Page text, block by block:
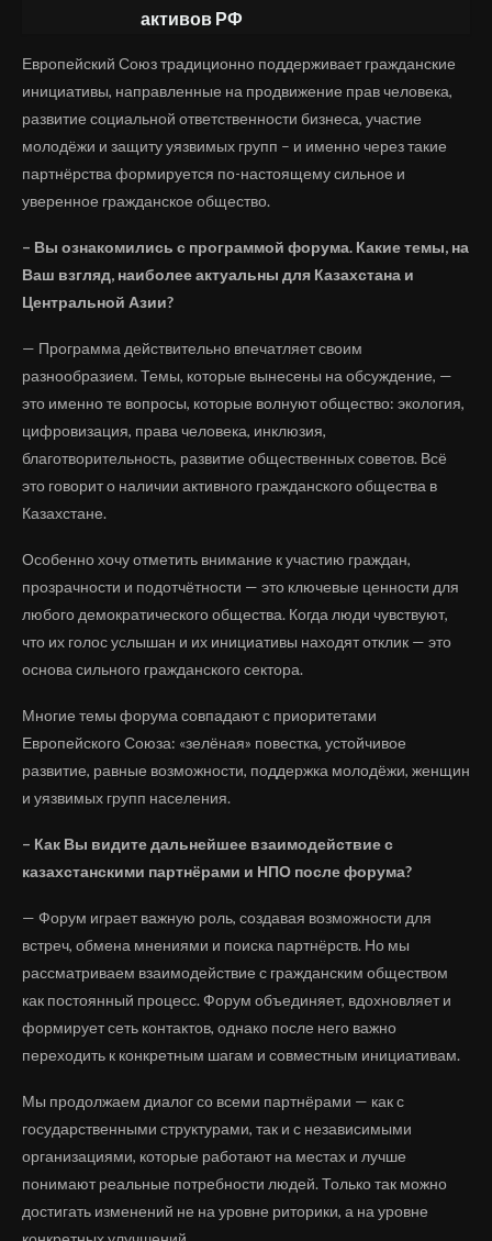
активов РФ
Европейский Союз традиционно поддерживает гражданские
инициативы, направленные на продвижение прав человека,
развитие социальной ответственности бизнеса, участие
молодёжи и защиту уязвимых групп – и именно через такие
партнёрства формируется по-настоящему сильное и
уверенное гражданское общество.
– Вы ознакомились с программой форума. Какие темы, на
Ваш взгляд, наиболее актуальны для Казахстана и
Центральной Азии?
— Программа действительно впечатляет своим
разнообразием. Темы, которые вынесены на обсуждение, —
это именно те вопросы, которые волнуют общество: экология,
цифровизация, права человека, инклюзия,
благотворительность, развитие общественных советов. Всё
это говорит о наличии активного гражданского общества в
Казахстане.
Особенно хочу отметить внимание к участию граждан,
прозрачности и подотчётности — это ключевые ценности для
любого демократического общества. Когда люди чувствуют,
что их голос услышан и их инициативы находят отклик — это
основа сильного гражданского сектора.
Многие темы форума совпадают с приоритетами
Европейского Союза: «зелёная» повестка, устойчивое
развитие, равные возможности, поддержка молодёжи, женщин
и уязвимых групп населения.
– Как Вы видите дальнейшее взаимодействие с
казахстанскими партнёрами и НПО после форума?
— Форум играет важную роль, создавая возможности для
встреч, обмена мнениями и поиска партнёрств. Но мы
рассматриваем взаимодействие с гражданским обществом
как постоянный процесс. Форум объединяет, вдохновляет и
формирует сеть контактов, однако после него важно
переходить к конкретным шагам и совместным инициативам.
Мы продолжаем диалог со всеми партнёрами — как с
государственными структурами, так и с независимыми
организациями, которые работают на местах и лучше
понимают реальные потребности людей. Только так можно
достигать изменений не на уровне риторики, а на уровне